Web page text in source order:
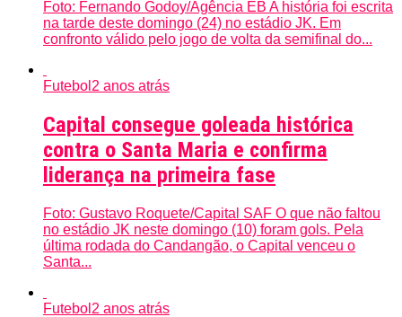
Foto: Fernando Godoy/Agência EB A história foi escrita
na tarde deste domingo (24) no estádio JK. Em
confronto válido pelo jogo de volta da semifinal do...
Futebol 2 anos atrás
Capital consegue goleada histórica
contra o Santa Maria e confirma
liderança na primeira fase
Foto: Gustavo Roquete/Capital SAF O que não faltou
no estádio JK neste domingo (10) foram gols. Pela
última rodada do Candangão, o Capital venceu o
Santa...
Futebol 2 anos atrás